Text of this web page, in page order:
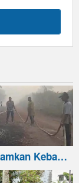
Keba…